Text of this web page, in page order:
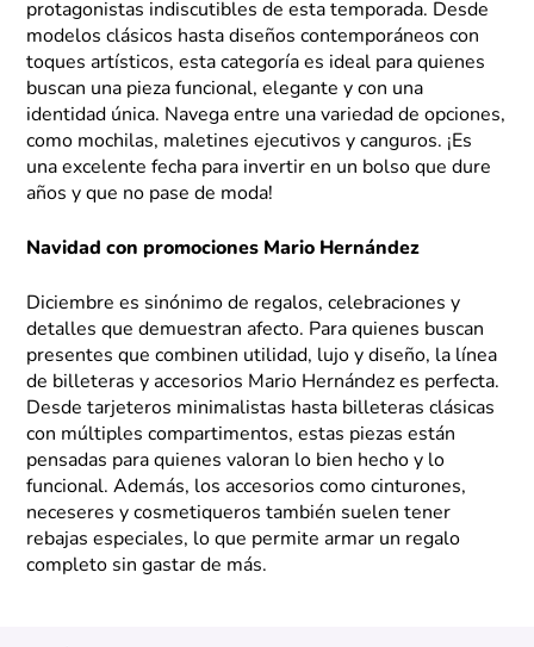
protagonistas indiscutibles de esta temporada. Desde
modelos clásicos hasta diseños contemporáneos con
toques artísticos, esta categoría es ideal para quienes
buscan una pieza funcional, elegante y con una
identidad única. Navega entre una variedad de opciones,
como mochilas, maletines ejecutivos y canguros. ¡Es
una excelente fecha para invertir en un bolso que dure
años y que no pase de moda!
Navidad con promociones Mario Hernández
Diciembre es sinónimo de regalos, celebraciones y
detalles que demuestran afecto. Para quienes buscan
presentes que combinen utilidad, lujo y diseño, la línea
de billeteras y accesorios Mario Hernández es perfecta.
Desde tarjeteros minimalistas hasta billeteras clásicas
con múltiples compartimentos, estas piezas están
pensadas para quienes valoran lo bien hecho y lo
funcional. Además, los accesorios como cinturones,
neceseres y cosmetiqueros también suelen tener
rebajas especiales, lo que permite armar un regalo
completo sin gastar de más.